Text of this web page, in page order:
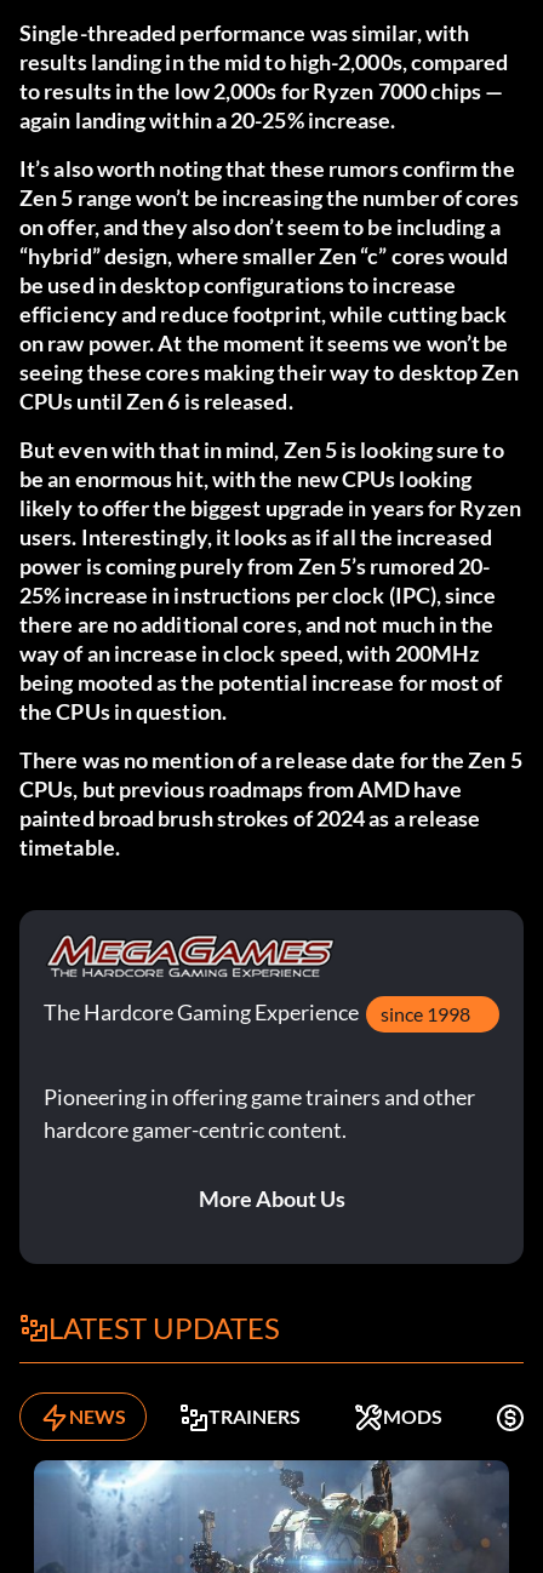
Single-threaded performance was similar, with
results landing in the mid to high-2,000s, compared
to results in the low 2,000s for Ryzen 7000 chips —
again landing within a 20-25% increase.
It’s also worth noting that these rumors confirm the
Zen 5 range won’t be increasing the number of cores
on offer, and they also don’t seem to be including a
“hybrid” design, where smaller Zen “c” cores would
be used in desktop configurations to increase
efficiency and reduce footprint, while cutting back
on raw power. At the moment it seems we won’t be
seeing these cores making their way to desktop Zen
CPUs until Zen 6 is released.
But even with that in mind, Zen 5 is looking sure to
be an enormous hit, with the new CPUs looking
likely to offer the biggest upgrade in years for Ryzen
users. Interestingly, it looks as if all the increased
power is coming purely from Zen 5’s rumored 20-
25% increase in instructions per clock (IPC), since
there are no additional cores, and not much in the
way of an increase in clock speed, with 200MHz
being mooted as the potential increase for most of
the CPUs in question.
There was no mention of a release date for the Zen 5
CPUs, but previous roadmaps from AMD have
painted broad brush strokes of 2024 as a release
timetable.
The Hardcore Gaming Experience since 1998
Pioneering in offering game trainers and other
hardcore gamer-centric content.
More About Us
LATEST UPDATES
NEWS TRAINERS MODS